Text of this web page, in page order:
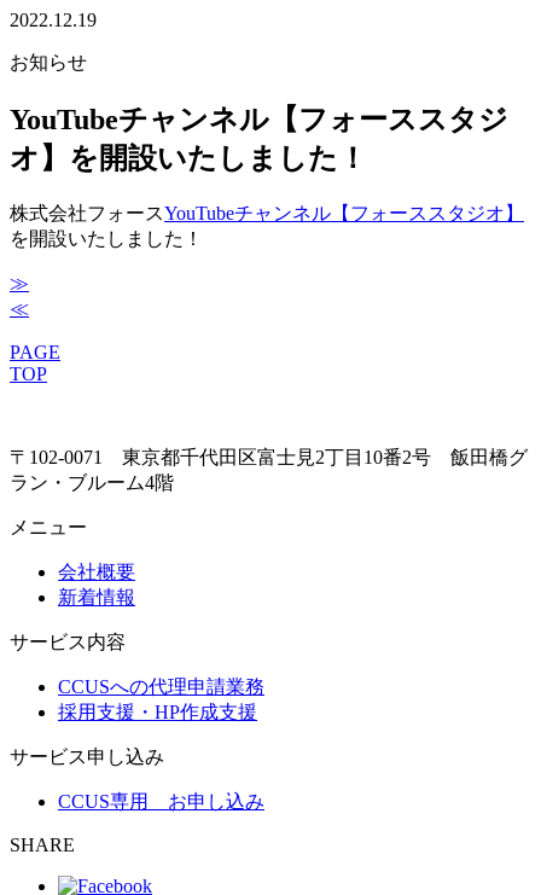
2022.12.19
お知らせ
YouTubeチャンネル【フォーススタジ
オ】を開設いたしました！
株式会社フォースYouTubeチャンネル【フォーススタジオ】
を開設いたしました！
投
稿
ナ
ゲ
ー
シ
≫
≪
PAGE
TOP
〒102-0071 東京都千代田区富士見2丁目10番2号 飯田橋グ
ラン・ブルーム4階
メニュー
会社概要
新着情報
サービス内容
CCUSへの代理申請業務
採用支援・HP作成支援
サービス申し込み
CCUS専用 お申し込み
SHARE